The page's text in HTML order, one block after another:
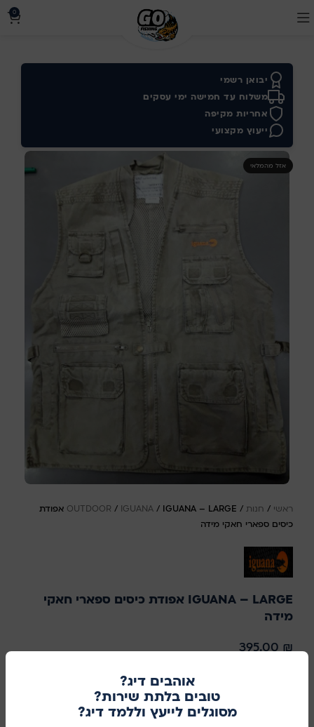
אוהבים דיג?
טובים בלתת שירות?
מסוגלים לייעץ וללמד דיג?
0
יבואן רשמי
משלוח עד חמישה ימי עסקים
אחריות מקיפה
ייעוץ מקצועי
אזל מהמלאי
ראשי / חנות /
OUTDOOR / IGUANA /
IGUANA – LARGE אפודת
כיסים ספארי חאקי מידה
IGUANA – LARGE אפודת כיסים ספארי חאקי
מידה
395.00₪
מתאימה לצלמים, מטיילים, דייגים ועוד. מאווררת ונוחה.